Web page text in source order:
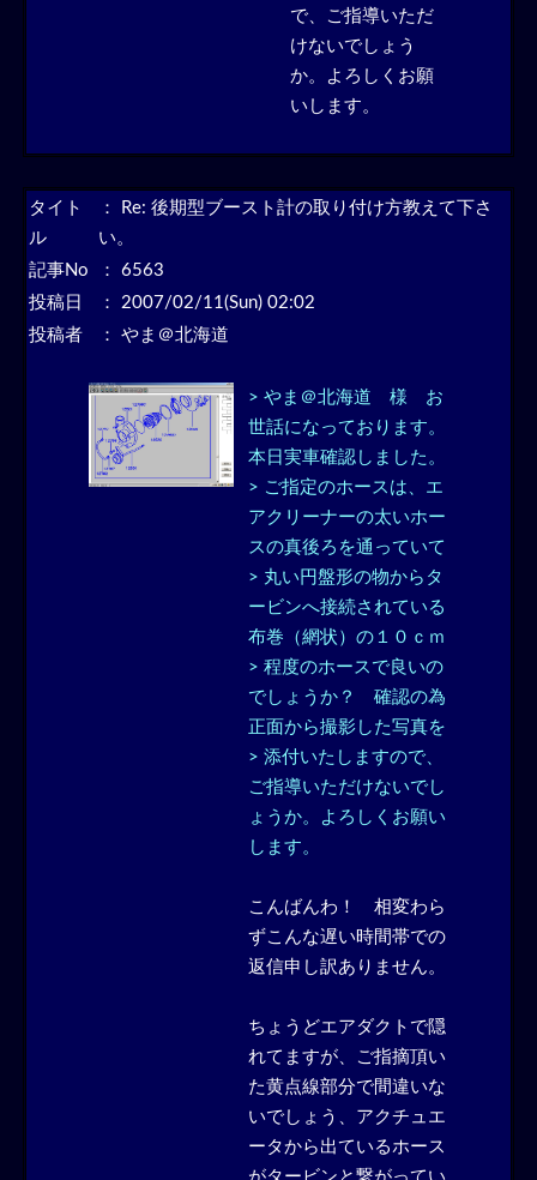
で、ご指導いただ
けないでしょう
か。よろしくお願
いします。
タイト
ル
：
Re: 後期型ブースト計の取り付け方教えて下さ
い。
記事No
： 6563
投稿日
： 2007/02/11(Sun) 02:02
投稿者
： やま＠北海道
> やま＠北海道 様 お
世話になっております。
本日実車確認しました。
> ご指定のホースは、エ
アクリーナーの太いホー
スの真後ろを通っていて
> 丸い円盤形の物からタ
ービンへ接続されている
布巻（網状）の１０ｃｍ
> 程度のホースで良いの
でしょうか？ 確認の為
正面から撮影した写真を
> 添付いたしますので、
ご指導いただけないでし
ょうか。よろしくお願い
します。
こんばんわ！ 相変わら
ずこんな遅い時間帯での
返信申し訳ありません。
ちょうどエアダクトで隠
れてますが、ご指摘頂い
た黄点線部分で間違いな
いでしょう、アクチュエ
ータから出ているホース
がタービンと繋がってい